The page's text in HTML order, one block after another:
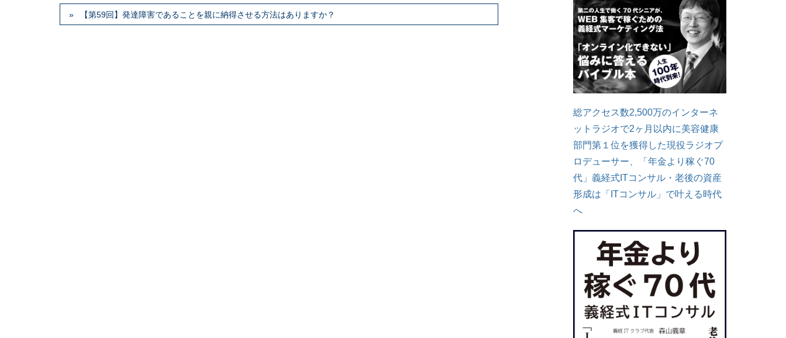
【第59回】発達障害であることを親に納得させる方法はありますか？
総アクセス数2,500万のインターネ
ットラジオで2ヶ月以内に美容健康
部門第１位を獲得した現役ラジオプ
ロデューサー、「年金より稼ぐ70
代」義経式ITコンサル・老後の資産
形成は「ITコンサル」で叶える時代
へ